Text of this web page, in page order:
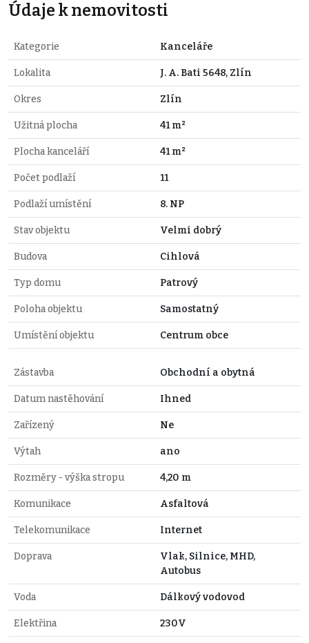
Údaje k nemovitosti
Kategorie Kanceláře
Lokalita J. A. Bati 5648, Zlín
Okres Zlín
Užitná plocha 41 m²
Plocha kanceláří 41 m²
Počet podlaží 11
Podlaží umístění 8. NP
Stav objektu Velmi dobrý
Budova Cihlová
Typ domu Patrový
Poloha objektu Samostatný
Umístění objektu Centrum obce
Zástavba Obchodní a obytná
Datum nastěhování Ihned
Zařízený Ne
Výtah ano
Rozměry - výška stropu 4,20 m
Komunikace Asfaltová
Telekomunikace Internet
Doprava
Vlak, Silnice, MHD,
Autobus
Voda Dálkový vodovod
Elektřina 230V